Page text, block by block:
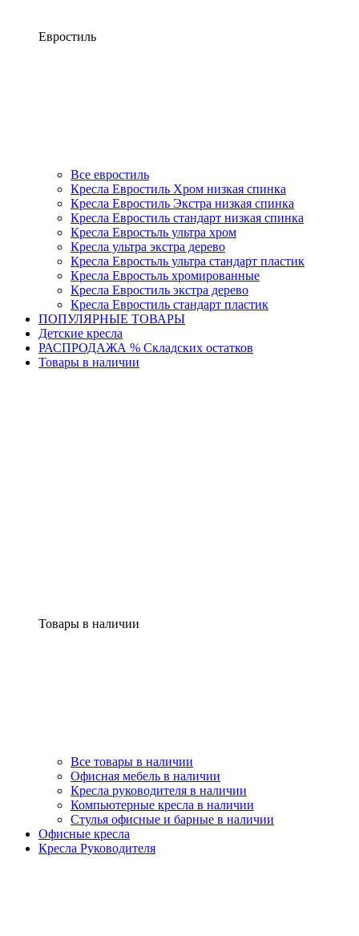
Евростиль
Все евростиль
Кресла Евростиль Хром низкая спинка
Кресла Евростиль Экстра низкая спинка
Кресла Евростиль стандарт низкая спинка
Кресла Евростьль ультра хром
Кресла ультра экстра дерево
Кресла Евростьль ультра стандарт пластик
Кресла Евростьль хромированные
Кресла Евростиль экстра дерево
Кресла Евростиль стандарт пластик
ПОПУЛЯРНЫЕ ТОВАРЫ
Детские кресла
РАСПРОДАЖА % Складских остатков
Товары в наличии
Товары в наличии
Все товары в наличии
Офисная мебель в наличии
Кресла руководителя в наличии
Компьютерные кресла в наличии
Стулья офисные и барные в наличии
Офисные кресла
Кресла Руководителя